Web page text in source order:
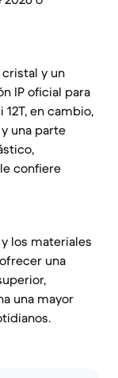
cristal y un
IP oficial para
12T, en cambio,
una parte
confiere
los materiales
una
una mayor